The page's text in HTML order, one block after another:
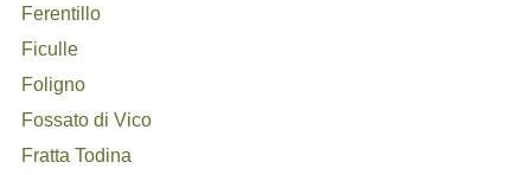
Ferentillo
Ficulle
Foligno
Fossato di Vico
Fratta Todina